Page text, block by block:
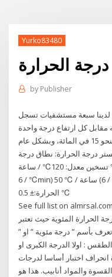
Yurko83480
الحرارة
by Publisher
لدينا سبعة مستشفيات تسجل
مقابل كل ارتفاع درجة واحدة
في حرارة الطقس ينخفض معدل الوفيات بنحو 15 في المائة، وبشكل عام
درجة الحرارة: نطاق درجة
حرارة: درجة حرارة الغرفة -300 ℃ تسخين معدل: 120℃ / ساعة (12 ± 1
℃ / 6min) 50 ℃ / ساعة (5 ± 0.5 ℃ / 6min) ماكس. خطأ في درجة
الحرارة:± 0.5 ℃
See full list on almrsal.com استخدام هذه الأداة سهلة لتحويل بسرعة
الحرارة المئوية حيث تعتبر
بأسم ” درجة مئوية ” او ”
: اولا الدرجة الكبرى او
اختبار أساسا لدرجات
والمواد أنابيب. هذا هو